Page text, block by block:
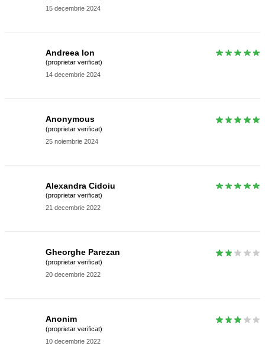
15 decembrie 2024
Andreea Ion
(proprietar verificat)
14 decembrie 2024
Anonymous
(proprietar verificat)
25 noiembrie 2024
Alexandra Cidoiu
(proprietar verificat)
21 decembrie 2022
Gheorghe Parezan
(proprietar verificat)
20 decembrie 2022
Anonim
(proprietar verificat)
10 decembrie 2022